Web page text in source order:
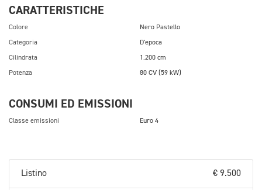
CARATTERISTICHE
Colore Nero Pastello
Categoria D'epoca
Cilindrata 1.200 cm
Potenza 80 CV (59 kW)
CONSUMI ED EMISSIONI
Classe emissioni Euro 4
Listino € 9.500